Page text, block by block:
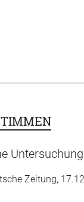
Zeitung,